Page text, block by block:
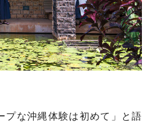
プな沖縄体験は初めて」と語